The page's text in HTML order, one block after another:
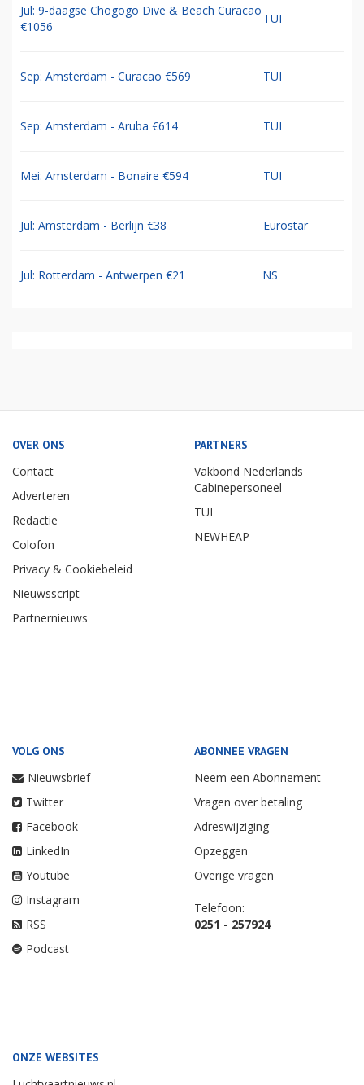
Jul: 9-daagse Chogogo Dive & Beach Curacao
€1056
TUI
Sep: Amsterdam - Curacao €569 TUI
Sep: Amsterdam - Aruba €614 TUI
Mei: Amsterdam - Bonaire €594 TUI
Jul: Amsterdam - Berlijn €38 Eurostar
Jul: Rotterdam - Antwerpen €21 NS
OVER ONS
Contact
Adverteren
Redactie
Colofon
Privacy & Cookiebeleid
Nieuwsscript
Partnernieuws
PARTNERS
Vakbond Nederlands
Cabinepersoneel
TUI
NEWHEAP
VOLG ONS
Nieuwsbrief
Twitter
Facebook
LinkedIn
Youtube
Instagram
RSS
Podcast
ABONNEE VRAGEN
Neem een Abonnement
Vragen over betaling
Adreswijziging
Opzeggen
Overige vragen
Telefoon:
0251 - 257924
ONZE WEBSITES